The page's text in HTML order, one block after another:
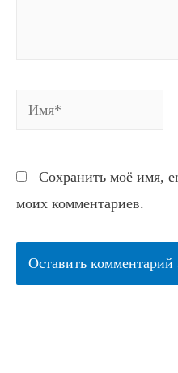
Имя*
Сохранить моё имя,
моих комментариев.